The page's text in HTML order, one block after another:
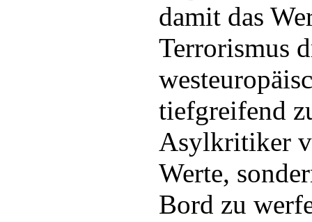
damit das
Terrorismus
tiefgreifend
Asylkritiker
Werte,
Bord zu